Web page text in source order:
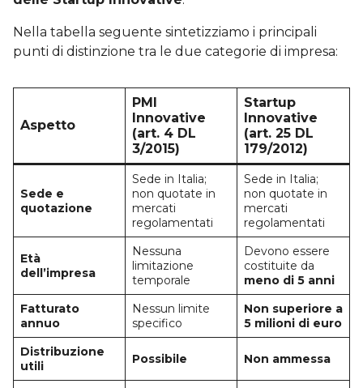
Nella tabella seguente sintetizziamo i principali
punti di distinzione tra le due categorie di impresa:
Aspetto
PMI
Innovative
(art. 4 DL
3/2015)
Startup
Innovative
(art. 25 DL
179/2012)
Sede e
quotazione
Sede in Italia;
non quotate in
mercati
regolamentati
Sede in Italia;
non quotate in
mercati
regolamentati
Età
dell’impresa
Nessuna
limitazione
temporale
Devono essere
costituite da
meno di 5 anni
Fatturato
annuo
Nessun limite
specifico
Non superiore a
5 milioni di euro
Distribuzione
utili
Possibile Non ammessa